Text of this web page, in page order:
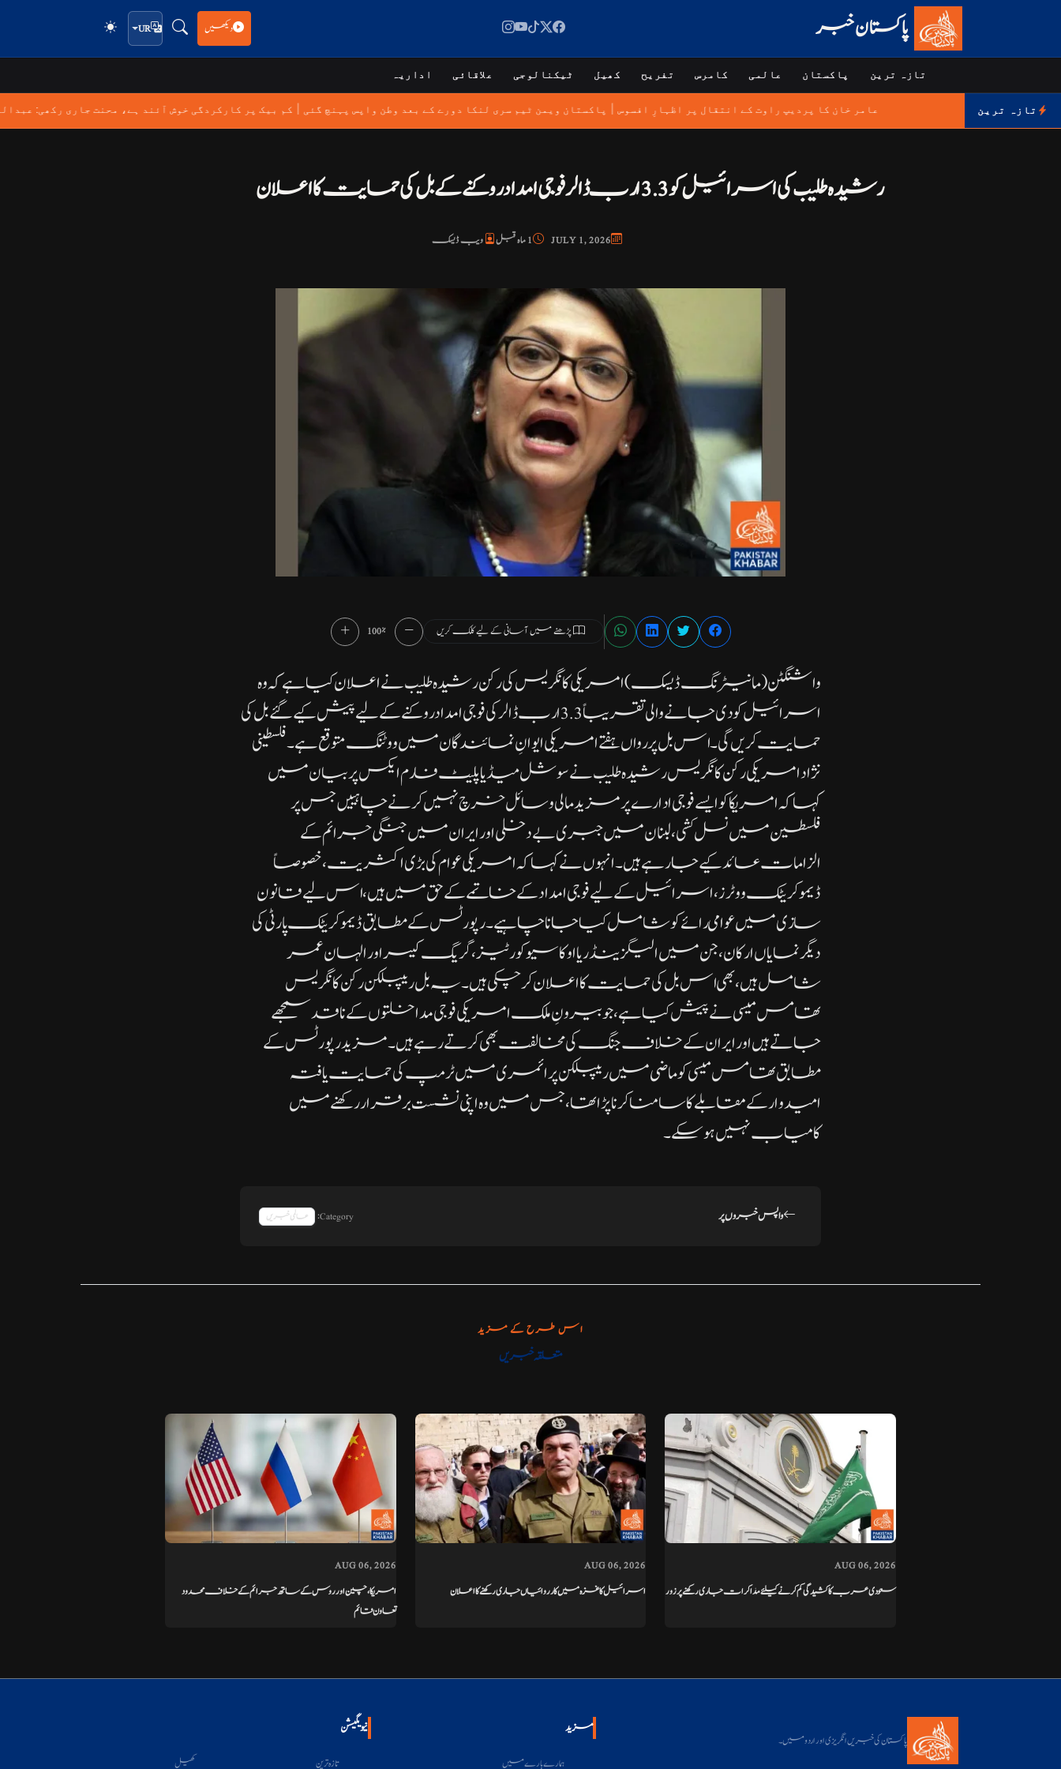
پاکستان خبر دیکھیں UR
تازہ ترین پاکستان عالمی کامرس تفریح کھیل ٹیکنالوجی علاقائی اداریہ
تازہ ترین کم بیک پر کارکردگی خوش آئند ہے، محنت جاری رکھی: | پاکستان ویمن ٹیم سری لنکا دورے کے بعد وطن واپس پہنچ گئی | عامر خان کا پردیپ راوت کے انتقال پر اظہارِ افسوس
رشیدہ طلیب کی اسرائیل کو 3.3 ارب ڈالر فوجی امداد روکنے کے بل کی حمایت کا اعلان
JULY 1, 2026 1 ماہ قبل ویب ڈیسک
پڑھنے میں آسانی کے لیے کلک کریں 100%
واشنگٹن( مانیٹرنگ ڈیسک) امریکی کانگریس کی رکن رشیدہ طلیب نے اعلان کیا ہے کہ وہ
اسرائیل کو دی جانے والی تقریباً 3.3 ارب ڈالر کی فوجی امداد روکنے کے لیے پیش کیے گئے بل کی
حمایت کریں گی۔ اس بل پر رواں ہفتے امریکی ایوانِ نمائندگان میں ووٹنگ متوقع ہے۔فلسطینی
نژاد امریکی رکن کانگریس رشیدہ طلیب نے سوشل میڈیا پلیٹ فارم ایکس پر بیان میں
کہا کہ امریکا کو ایسے فوجی ادارے پر مزید مالی وسائل خرچ نہیں کرنے چاہییں جس پر
فلسطین میں نسل کشی، لبنان میں جبری بے دخلی اور ایران میں جنگی جرائم کے
الزامات عائد کیے جا رہے ہیں۔انہوں نے کہا کہ امریکی عوام کی بڑی اکثریت، خصوصاً
ڈیموکریٹک ووٹرز، اسرائیل کے لیے فوجی امداد کے خاتمے کے حق میں ہیں، اس لیے قانون
سازی میں عوامی رائے کو شامل کیا جانا چاہیے۔رپورٹس کے مطابق ڈیموکریٹک پارٹی کی
دیگر نمایاں ارکان، جن میں الیگزینڈریا اوکاسیو کورٹیز، گریگ کیسر اور الہان عمر
شامل ہیں، بھی اس بل کی حمایت کا اعلان کر چکی ہیں۔یہ بل ریپبلکن رکن کانگریس
تھامس میسی نے پیش کیا ہے، جو بیرونِ ملک امریکی فوجی مداخلتوں کے ناقد سمجھے
جاتے ہیں اور ایران کے خلاف جنگ کی مخالفت بھی کرتے رہے ہیں۔مزید رپورٹس کے
مطابق تھامس میسی کو ماضی میں ریپبلکن پرائمری میں ٹرمپ کی حمایت یافتہ
امیدوار کے مقابلے کا سامنا کرنا پڑا تھا، جس میں وہ اپنی نشست برقرار رکھنے میں
کامیاب نہیں ہو سکے۔
واپس خبروں پر Category: عالمی خبریں
اس طرح کے مزید
متعلقہ خبریں
AUG 06, 2026
سعودی عرب کا کشیدگی کم کرنے کیلئے مذاکرات جاری رکھنے پر زور
AUG 06, 2026
اسرائیل کا غزہ میں کارروائیاں جاری رکھنے کا اعلان
AUG 06, 2026
امریکا، چین اور روس کے ساتھ جرائم کے خلاف محدود
تعاون قائم
پاکستان کی خبریں انگریزی اور اردو میں۔
مزید
ہمارے بارے میں
نیویگیشن
تازہ ترین کھیل